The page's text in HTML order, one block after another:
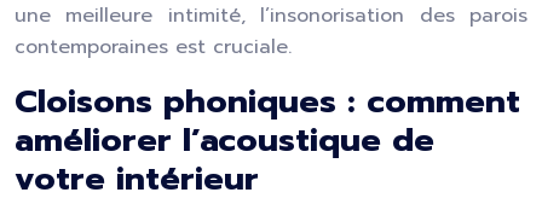
une meilleure intimité, l’insonorisation des parois
contemporaines est cruciale.
Cloisons phoniques : comment
améliorer l’acoustique de
votre intérieur